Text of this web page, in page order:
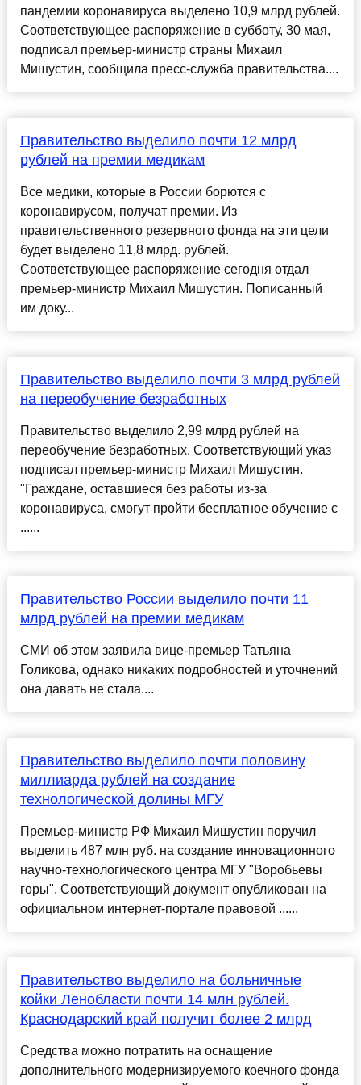
пандемии коронавируса выделено 10,9 млрд рублей.
Соответствующее распоряжение в субботу, 30 мая,
подписал премьер-министр страны Михаил
Мишустин, сообщила пресс-служба правительства....
Правительство выделило почти 12 млрд
рублей на премии медикам
Все медики, которые в России борются с
коронавирусом, получат премии. Из
правительственного резервного фонда на эти цели
будет выделено 11,8 млрд. рублей.
Соответствующее распоряжение сегодня отдал
премьер-министр Михаил Мишустин. Пописанный
им доку...
Правительство выделило почти 3 млрд рублей
на переобучение безработных
Правительство выделило 2,99 млрд рублей на
переобучение безработных. Соответствующий указ
подписал премьер-министр Михаил Мишустин.
"Граждане, оставшиеся без работы из-за
коронавируса, смогут пройти бесплатное обучение с
......
Правительство России выделило почти 11
млрд рублей на премии медикам
СМИ об этом заявила вице-премьер Татьяна
Голикова, однако никаких подробностей и уточнений
она давать не стала....
Правительство выделило почти половину
миллиарда рублей на создание
технологической долины МГУ
Премьер-министр РФ Михаил Мишустин поручил
выделить 487 млн руб. на создание инновационного
научно-технологического центра МГУ "Воробьевы
горы". Соответствующий документ опубликован на
официальном интернет-портале правовой ......
Правительство выделило на больничные
койки Ленобласти почти 14 млн рублей.
Краснодарский край получит более 2 млрд
Средства можно потратить на оснащение
дополнительного модернизируемого коечного фонда